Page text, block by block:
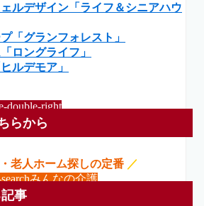
ルデザイン「ライフ＆シニアハウ
「グランフォレスト」
ロングライフ」
ルデモア」
double-right
らから
老人ホーム探しの定番 ／
みんなの介護
事